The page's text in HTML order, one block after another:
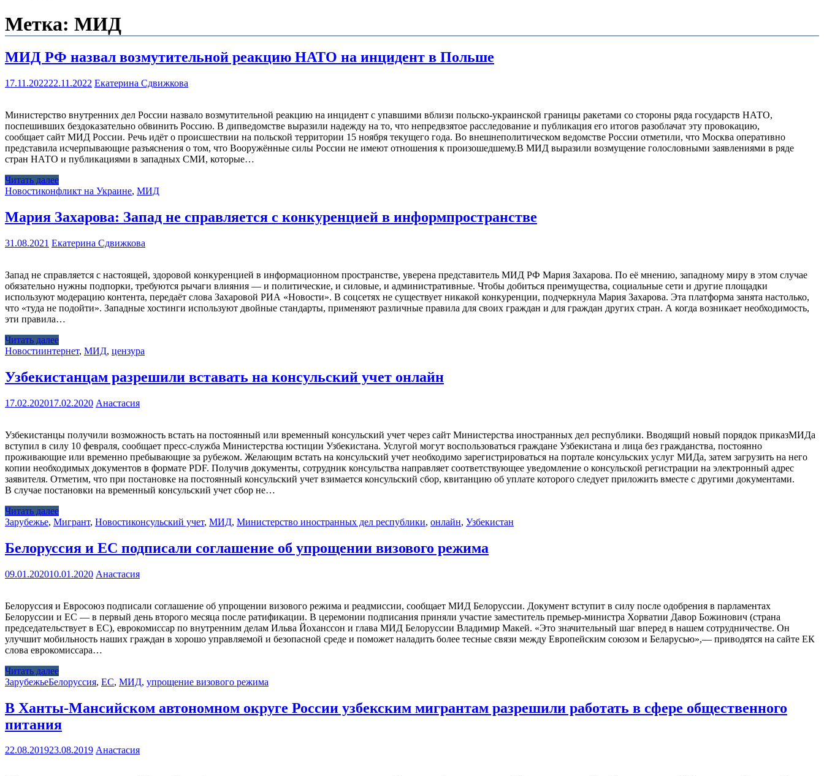
Метка: МИД
МИД РФ назвал возмутительной реакцию НАТО на инцидент в Польше
17.11.202222.11.2022 Екатерина Сдвижкова
Министерство внутренних дел России назвало возмутительной реакцию на инцидент с упавшими вблизи польско-украинской границы ракетами со стороны ряда государств НАТО,
поспешивших бездоказательно обвинить Россию. В дипведомстве выразили надежду на то, что непредвзятое расследование и публикация его итогов разоблачат эту провокацию,
сообщает сайт МИД России. Речь идёт о происшествии на польской территории 15 ноября текущего года. Во внешнеполитическом ведомстве России отметили, что Москва оперативно
представила исчерпывающие разъяснения о том, что Вооружённые силы России не имеют отношения к произошедшему.В МИД выразили возмущение голословными заявлениями в ряде
стран НАТО и публикациями в западных СМИ, которые…
Читать далее
Новостиконфликт на Украине, МИД
Мария Захарова: Запад не справляется с конкуренцией в информпространстве
31.08.2021 Екатерина Сдвижкова
Запад не справляется с настоящей, здоровой конкуренцией в информационном пространстве, уверена представитель МИД РФ Мария Захарова. По её мнению, западному миру в этом случае
обязательно нужны подпорки, требуются рычаги влияния — и политические, и силовые, и административные. Чтобы добиться преимущества, социальные сети и другие площадки
используют модерацию контента, передаёт слова Захаровой РИА «Новости». В соцсетях не существует никакой конкуренции, подчеркнула Мария Захарова. Эта платформа занята настолько,
что «туда не подойти». Западные хостинги используют двойные стандарты, применяют различные правила для своих граждан и для граждан других стран. А когда возникает необходимость,
эти правила…
Читать далее
Новостиинтернет, МИД, цензура
Узбекистанцам разрешили вставать на консульский учет онлайн
17.02.202017.02.2020 Анастасия
Узбекистанцы получили возможность встать на постоянный или временный консульский учет через сайт Министерства иностранных дел республики. Вводящий новый порядок приказМИДа
вступил в силу 10 февраля, сообщает пресс-служба Министерства юстиции Узбекистана. Услугой могут воспользоваться граждане Узбекистана и лица без гражданства, постоянно
проживающие или временно пребывающие за рубежом. Желающим встать на консульский учет необходимо зарегистрироваться на портале консульских услуг МИДа, затем загрузить на него
копии необходимых документов в формате PDF. Получив документы, сотрудник консульства направляет соответствующее уведомление о консульской регистрации на электронный адрес
заявителя. Отметим, что при постановке на постоянный консульский учет взимается консульский сбор, квитанцию об уплате которого следует приложить вместе с другими документами.
В случае постановки на временный консульский учет сбор не…
Читать далее
Зарубежье, Мигрант, Новостиконсульский учет, МИД, Министерство иностранных дел республики, онлайн, Узбекистан
Белоруссия и ЕС подписали соглашение об упрощении визового режима
09.01.202010.01.2020 Анастасия
Белоруссия и Евросоюз подписали соглашение об упрощении визового режима и реадмиссии, сообщает МИД Белоруссии. Документ вступит в силу после одобрения в парламентах
Белоруссии и ЕС — в первый день второго месяца после ратификации. В церемонии подписания приняли участие заместитель премьер-министра Хорватии Давор Божинович (страна
председательствует в ЕС), еврокомиссар по внутренним делам Ильва Йоханссон и глава МИД Белоруссии Владимир Макей. «Это значительный шаг вперед в нашем сотрудничестве. Он
улучшит мобильность наших граждан в хорошо управляемой и безопасной среде и поможет наладить более тесные связи между Европейским союзом и Беларусью»,— приводятся на сайте ЕК
слова еврокомиссара…
Читать далее
ЗарубежьеБелоруссия, ЕС, МИД, упрощение визового режима
В Ханты-Мансийском автономном округе России узбекским мигрантам разрешили работать в сфере общественного
питания
22.08.201923.08.2019 Анастасия